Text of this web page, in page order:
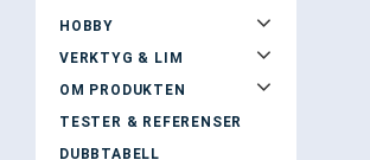
HOBBY
VERKTYG & LIM
OM PRODUKTEN
TESTER & REFERENSER
DUBBTABELL